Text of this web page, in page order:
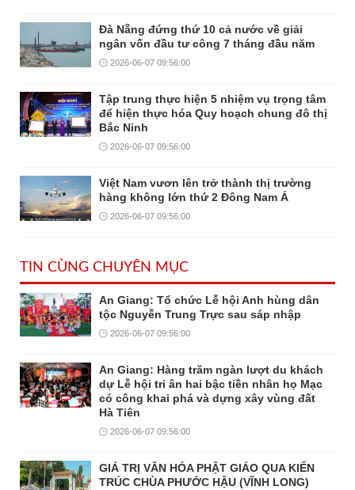
Đà Nẵng đứng thứ 10 cả nước về giải
ngân vốn đầu tư công 7 tháng đầu năm
2026-06-07 09:56:00
Tập trung thực hiện 5 nhiệm vụ trọng tâm
để hiện thực hóa Quy hoạch chung đô thị
Bắc Ninh
2026-06-07 09:56:00
Việt Nam vươn lên trở thành thị trường
hàng không lớn thứ 2 Đông Nam Á
2026-06-07 09:56:00
TIN CÙNG CHUYÊN MỤC
An Giang: Tổ chức Lễ hội Anh hùng dân
tộc Nguyễn Trung Trực sau sáp nhập
2026-06-07 09:56:00
An Giang: Hàng trăm ngàn lượt du khách
dự Lễ hội tri ân hai bậc tiền nhân họ Mạc
có công khai phá và dựng xây vùng đất
Hà Tiên
2026-06-07 09:56:00
GIÁ TRỊ VĂN HÓA PHẬT GIÁO QUA KIẾN
TRÚC CHÙA PHƯỚC HẬU (VĨNH LONG)